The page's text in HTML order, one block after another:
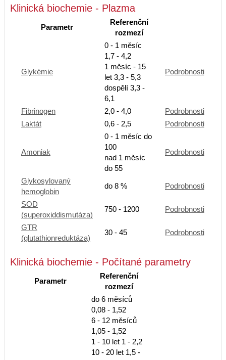
Klinická biochemie - Plazma
Parametr
Referenční
rozmezí
Glykémie
0 - 1 měsíc
1,7 - 4,2
1 měsíc - 15
let 3,3 - 5,3
dospělí 3,3 -
6,1
Podrobnosti
Fibrinogen 2,0 - 4,0
Podrobnosti
Laktát
0,6 - 2,5 Podrobnosti
Amoniak
0 - 1 měsíc do
100
nad 1 měsíc
do 55
Podrobnosti
Glykosylovaný
hemoglobin
do 8 % Podrobnosti
SOD
(superoxiddismutáza)
750 - 1200 Podrobnosti
GTR
(glutathionreduktáza)
30 - 45 Podrobnosti
Klinická biochemie - Počítané parametry
Parametr
Referenční
rozmezí
do 6 měsíců
0,08 - 1,52
6 - 12 měsíců
1,05 - 1,52
1 - 10 let 1 - 2,2
10 - 20 let 1,5 -